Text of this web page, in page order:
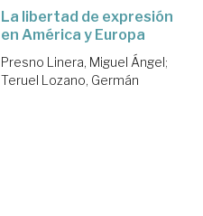
La libertad de expresión
en América y Europa
Presno Linera, Miguel Ángel;
Teruel Lozano, Germán